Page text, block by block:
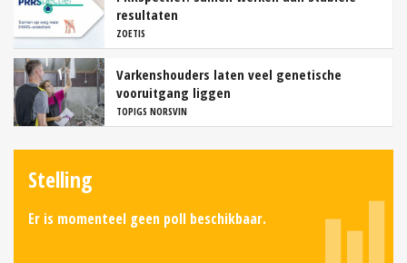
resultaten
ZOETIS
Varkenshouders laten veel genetische
vooruitgang liggen
TOPIGS NORSVIN
Stelling
Er is momenteel geen poll beschikbaar.